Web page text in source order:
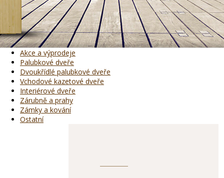
Akce a výprodeje
Palubkové dveře
Dvoukřídlé palubkové dveře
Vchodové kazetové dveře
Interiérové dveře
Zárubně a prahy
Zámky a kování
Ostatní